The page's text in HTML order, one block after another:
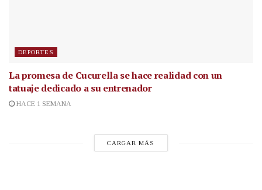
DEPORTES
La promesa de Cucurella se hace realidad con un
tatuaje dedicado a su entrenador
HACE 1 SEMANA
CARGAR MÁS